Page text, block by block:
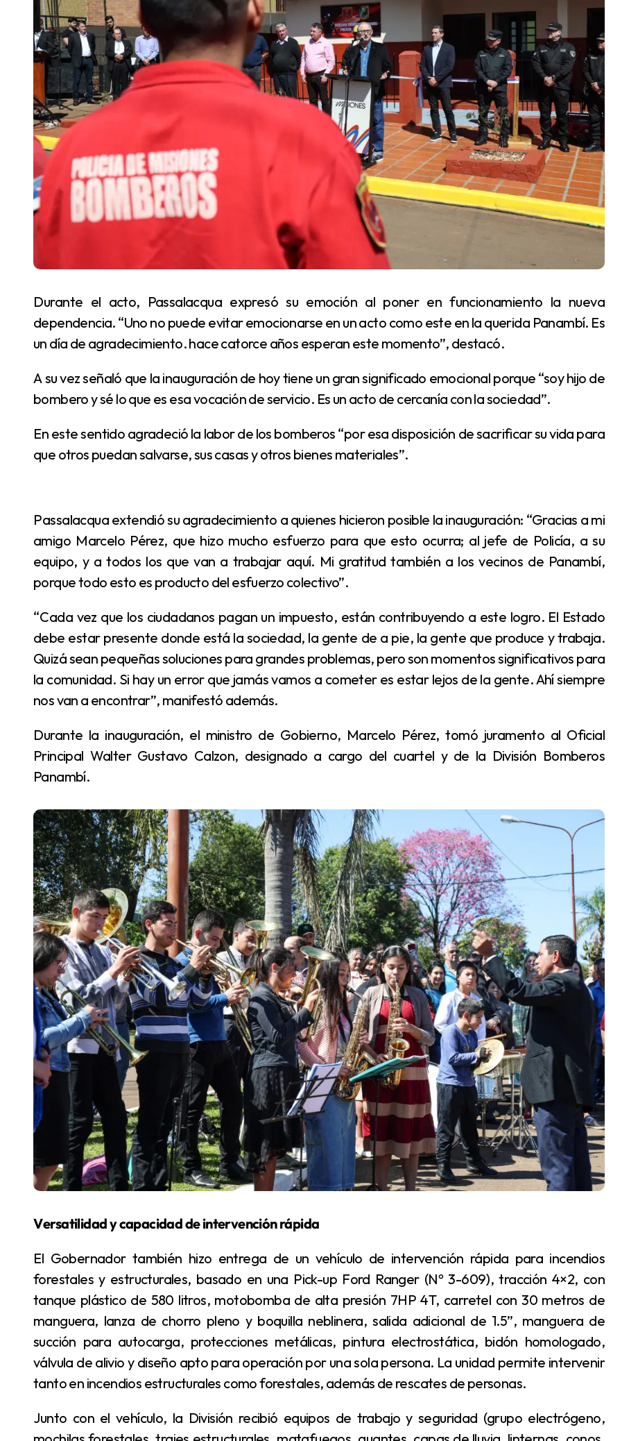
Durante el acto, Passalacqua expresó su emoción al poner en funcionamiento la nueva
dependencia. “Uno no puede evitar emocionarse en un acto como este en la querida Panambí. Es
un día de agradecimiento. hace catorce años esperan este momento”, destacó.
A su vez señaló que la inauguración de hoy tiene un gran significado emocional porque “soy hijo de
bombero y sé lo que es esa vocación de servicio. Es un acto de cercanía con la sociedad”.
En este sentido agradeció la labor de los bomberos “por esa disposición de sacrificar su vida para
que otros puedan salvarse, sus casas y otros bienes materiales”.
Passalacqua extendió su agradecimiento a quienes hicieron posible la inauguración: “Gracias a mi
amigo Marcelo Pérez, que hizo mucho esfuerzo para que esto ocurra; al jefe de Policía, a su
equipo, y a todos los que van a trabajar aquí. Mi gratitud también a los vecinos de Panambí,
porque todo esto es producto del esfuerzo colectivo”.
“Cada vez que los ciudadanos pagan un impuesto, están contribuyendo a este logro. El Estado
debe estar presente donde está la sociedad, la gente de a pie, la gente que produce y trabaja.
Quizá sean pequeñas soluciones para grandes problemas, pero son momentos significativos para
la comunidad. Si hay un error que jamás vamos a cometer es estar lejos de la gente. Ahí siempre
nos van a encontrar”, manifestó además.
Durante la inauguración, el ministro de Gobierno, Marcelo Pérez, tomó juramento al Oficial
Principal Walter Gustavo Calzon, designado a cargo del cuartel y de la División Bomberos
Panambí.
Versatilidad y capacidad de intervención rápida
El Gobernador también hizo entrega de un vehículo de intervención rápida para incendios
forestales y estructurales, basado en una Pick-up Ford Ranger (Nº 3-609), tracción 4×2, con
tanque plástico de 580 litros, motobomba de alta presión 7HP 4T, carretel con 30 metros de
manguera, lanza de chorro pleno y boquilla neblinera, salida adicional de 1.5”, manguera de
succión para autocarga, protecciones metálicas, pintura electrostática, bidón homologado,
válvula de alivio y diseño apto para operación por una sola persona. La unidad permite intervenir
tanto en incendios estructurales como forestales, además de rescates de personas.
Junto con el vehículo, la División recibió equipos de trabajo y seguridad (grupo electrógeno,